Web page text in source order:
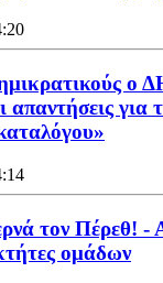
ημικρατικούς ο
απαντήσεις για
τον Πέρεθ! -
ομάδων